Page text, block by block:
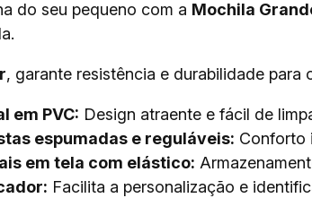
do seu pequeno com a Mochila
, garante resistência e durabilidade para
em PVC: Design atraente e fácil de
espumadas e reguláveis: Conforto
em tela com elástico:
Facilita a personalização e